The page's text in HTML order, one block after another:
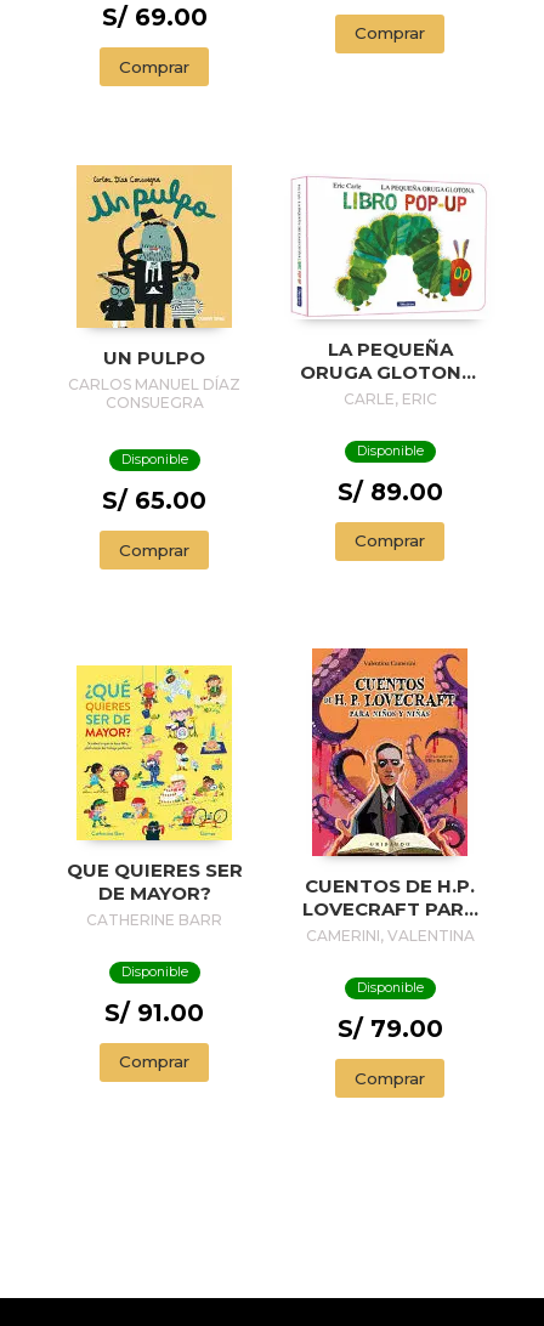
S/ 69.00
Comprar
Comprar
UN PULPO
CARLOS MANUEL DÍAZ
CONSUEGRA
Disponible
S/ 65.00
Comprar
LA PEQUEÑA
ORUGA GLOTONA.
EL LIBRO POP-UP
CARLE)
CARLE, ERIC
Disponible
S/ 89.00
Comprar
QUE QUIERES SER
DE MAYOR?
CATHERINE BARR
Disponible
S/ 91.00
Comprar
CUENTOS DE H.P.
LOVECRAFT PARA
NIÑOS Y NIÑAS
CAMERINI, VALENTINA
Disponible
S/ 79.00
Comprar